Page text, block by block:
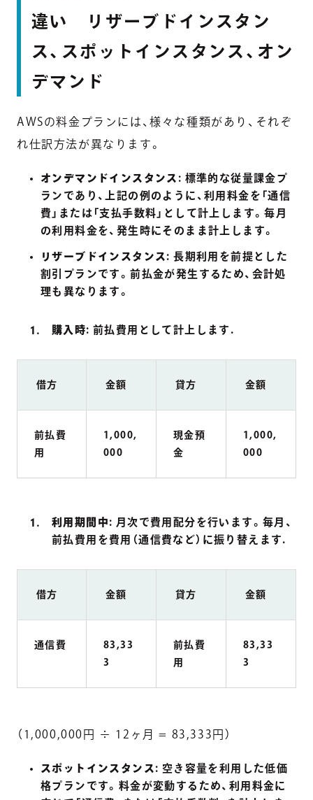
違い リザーブドインスタン
ス、スポットインスタンス、オン
デマンド
AWSの料金プランには、様々な種類があり、それぞ
れ仕訳方法が異なります。
オンデマンドインスタンス : 標準的な従量課金プ
ランであり、上記の例のように、利用料金を「通信
費」または「支払手数料」として計上します。毎月
の利用料金を、発生時にそのまま計上します。
リザーブドインスタンス : 長期利用を前提とした
割引プランです。前払金が発生するため、会計処
理も異なります。
購入時: 前払費用として計上します.
借方 金額 貸方 金額
前払費
用
1,000,
000
現金預
金
1,000,
000
利用期間中 : 月次で費用配分を行います。毎月、
前払費用を費用（通信費など）に振り替えます.
借方 金額 貸方 金額
通信費
83,33
3
前払費
用
83,33
3
（1,000,000円 ÷ 12ヶ月 = 83,333円）
スポットインスタンス : 空き容量を利用した低価
格プランです。料金が変動するため、利用料金に